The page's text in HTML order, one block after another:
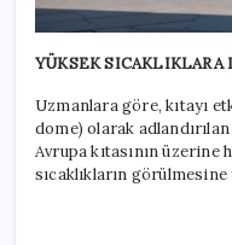
YÜKSEK
Uzmanlara göre, kıtayı
dome) olarak
Avrupa kıtasının
sıcaklıkların görülmesine